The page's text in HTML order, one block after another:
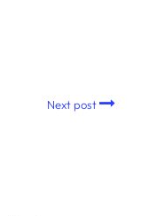
Next post